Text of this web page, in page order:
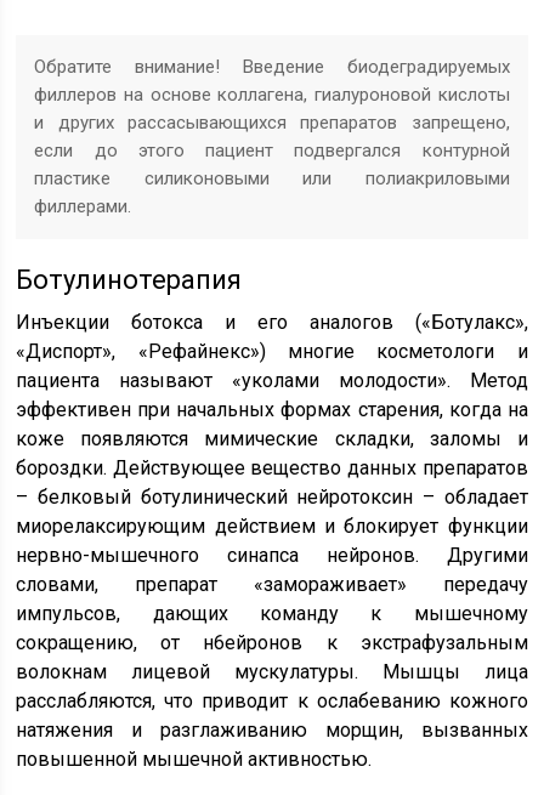
Обратите внимание! Введение биодеградируемых
филлеров на основе коллагена, гиалуроновой кислоты
и других рассасывающихся препаратов запрещено,
если до этого пациент подвергался контурной
пластике силиконовыми или полиакриловыми
филлерами.
Ботулинотерапия
Инъекции ботокса и его аналогов («Ботулакс»,
«Диспорт», «Рефайнекс») многие косметологи и
пациента называют «уколами молодости». Метод
эффективен при начальных формах старения, когда на
коже появляются мимические складки, заломы и
бороздки. Действующее вещество данных препаратов
– белковый ботулинический нейротоксин – обладает
миорелаксирующим действием и блокирует функции
нервно-мышечного синапса нейронов. Другими
словами, препарат «замораживает» передачу
импульсов, дающих команду к мышечному
сокращению, от н6ейронов к экстрафузальным
волокнам лицевой мускулатуры. Мышцы лица
расслабляются, что приводит к ослабеванию кожного
натяжения и разглаживанию морщин, вызванных
повышенной мышечной активностью.